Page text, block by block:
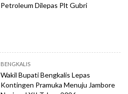
Petroleum Dilepas Plt Gubri
BENGKALIS
Wakil Bupati Bengkalis Lepas
Kontingen Pramuka Menuju Jambore